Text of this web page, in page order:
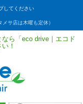
してください
サ店は木曜も定休）
ら「eco drive｜エコド
！